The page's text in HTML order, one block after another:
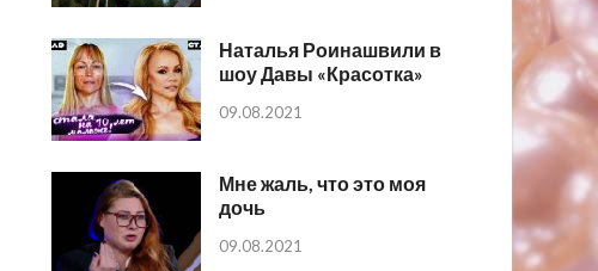
Наталья Роинашвили в
шоу Давы «Красотка»
09.08.2021
Мне жаль, что это моя
дочь
09.08.2021